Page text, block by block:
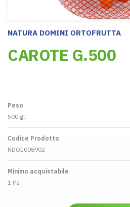
NATURA DOMINI ORTOFRUTTA
CAROTE G.500
Peso
500 gr.
Codice Prodotto
NDO1008902
Minimo acquistabile
1 Pz.